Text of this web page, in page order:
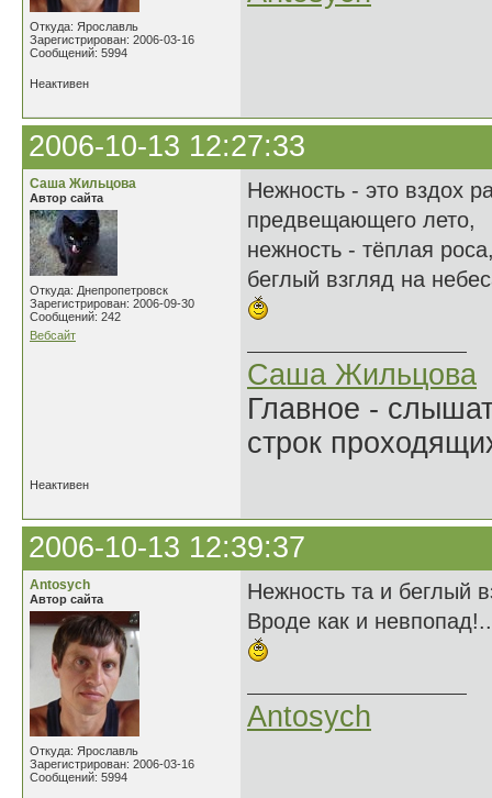
Откуда: Ярославль
Зарегистрирован: 2006-03-16
Сообщений: 5994
Неактивен
2006-10-13 12:27:33
Саша Жильцова
Автор сайта
Откуда: Днепропетровск
Зарегистрирован: 2006-09-30
Сообщений: 242
Вебсайт
Нежность - это вздох
предвещающего лето,
нежность - тёплая
беглый взгляд на
Саша Жильцова
Главное -
строк
Неактивен
2006-10-13 12:39:37
Antosych
Автор сайта
Откуда: Ярославль
Зарегистрирован: 2006-03-16
Сообщений: 5994
Нежность та и беглый
Вроде как и невпопад!..
Antosych